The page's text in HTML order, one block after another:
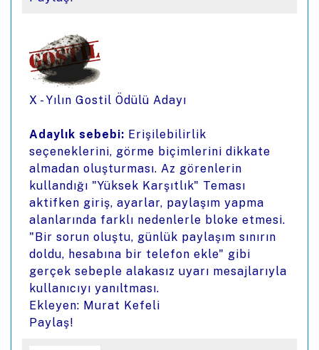
X - Yılın Gostil Ödülü Adayı
Adaylık sebebi: Erişilebilirlik
seçeneklerini, görme biçimlerini dikkate
almadan oluşturması. Az görenlerin
kullandığı "Yüksek Karşıtlık" Teması
aktifken giriş, ayarlar, paylaşım yapma
alanlarında farklı nedenlerle bloke etmesi.
"Bir sorun oluştu, günlük paylaşım sınırın
doldu, hesabına bir telefon ekle" gibi
gerçek sebeple alakasız uyarı mesajlarıyla
kullanıcıyı yanıltması.
Ekleyen: Murat Kefeli
Paylaş!